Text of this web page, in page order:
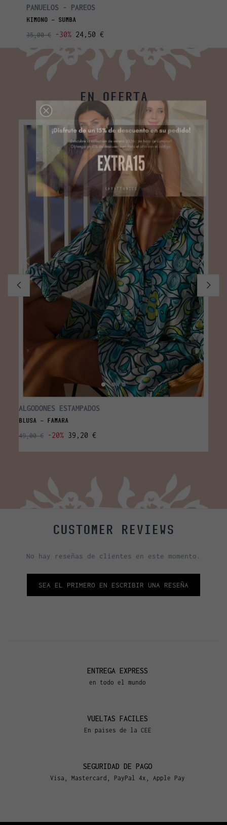
PANUELOS - PAREOS
KIMONO - SUMBA
35,00 € -30% 24,50 €
EN OFERTA
ALGODONES ESTAMPADOS
BLUSA - FAMARA
49,00 € -20% 39,20 €
CUSTOMER REVIEWS
No hay reseñas de clientes en este momento.
SEA EL PRIMERO EN ESCRIBIR UNA RESEÑA
ENTREGA EXPRESS
en todo el mundo
VUELTAS FACILES
En paises de la CEE
SEGURIDAD DE PAGO
Visa, Mastercard, PayPal 4x, Apple Pay